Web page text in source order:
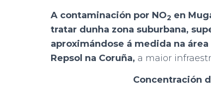
A contaminación por NO2 en
tratar dunha zona suburbana,
aproximándose á medida na
Repsol na Coruña, a maior
Concentración